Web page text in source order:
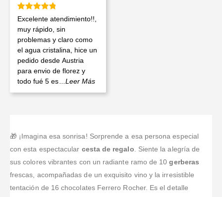
Valorado en5de 5
Excelente atendimiento!!,
muy rápido, sin
problemas y claro como
el agua cristalina, hice un
pedido desde Austria
para envio de florez y
todo fué 5 es
...Leer Más
🎁 ¡Imagina esa sonrisa! Sorprende a esa persona especial
con esta espectacular cesta de regalo . Siente la alegría de
sus colores vibrantes con un radiante ramo de 10gerberas
frescas, acompañadas de un exquisito vino y la irresistible
tentación de 16 chocolates Ferrero Rocher. Es el detalle